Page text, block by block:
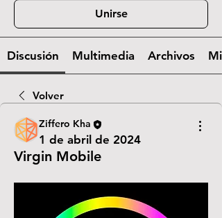
Unirse
Discusión Multimedia Archivos
Volver
Ziffero Kha
1 de abril de 2024
Virgin Mobile